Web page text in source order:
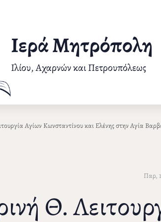
Ιερά Μητρόπολη
Ιλίου, Αχαρνών και Πετρουπόλεως
Αγίων Κωνσταντίνου και Ελένης στην Αγία
Παρ,
Θ.